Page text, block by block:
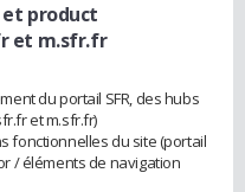
product
et m.sfr.fr
du portail SFR, des hubs
et m.sfr.fr)
fonctionnelles du site (portail
/ éléments de navigation